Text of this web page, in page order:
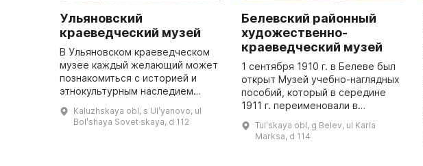
Ульяновский
краеведческий музей
В Ульяновском краеведческом
музее каждый желающий может
познакомиться с историей и
этнокультурным наследием
году, и его экспозиция состоит
из двух частей: подробно изучае
Kaluzhskaya obl, s Ulʹyanovo, ul
Bolʹshaya Sovet·skaya, d 112
Белевский районный
художественно-
краеведческий музей
1 сентября 1910 г. в Белеве был
открыт Музей учебно-наглядных
пособий, который в середине
1911 г. переименовали в
образовательный и
художественный музей.
Tulʹskaya obl, g Belev, ul Karla
Marksa, d 114